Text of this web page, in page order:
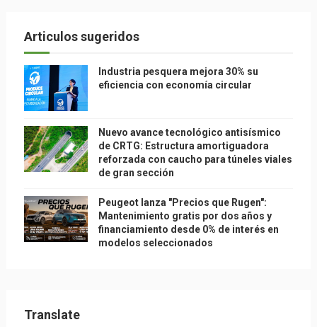
Articulos sugeridos
Industria pesquera mejora 30% su
eficiencia con economía circular
Nuevo avance tecnológico antisísmico
de CRTG: Estructura amortiguadora
reforzada con caucho para túneles viales
de gran sección
Peugeot lanza "Precios que Rugen":
Mantenimiento gratis por dos años y
financiamiento desde 0% de interés en
modelos seleccionados
Translate